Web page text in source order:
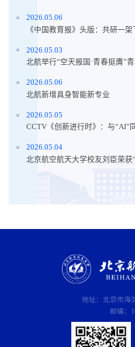
2026.05.06
《中国教育报》头版：共研一
2026.05.03
北航举行“空天报国·青春挺膺”
2026.05.06
北航新增具身智能新专业
2026.05.05
CCTV《创新进行时》：与“AI”
2026.05.04
北京航空航天大学校友刘臣荣获
地址：北京市海
邮编：